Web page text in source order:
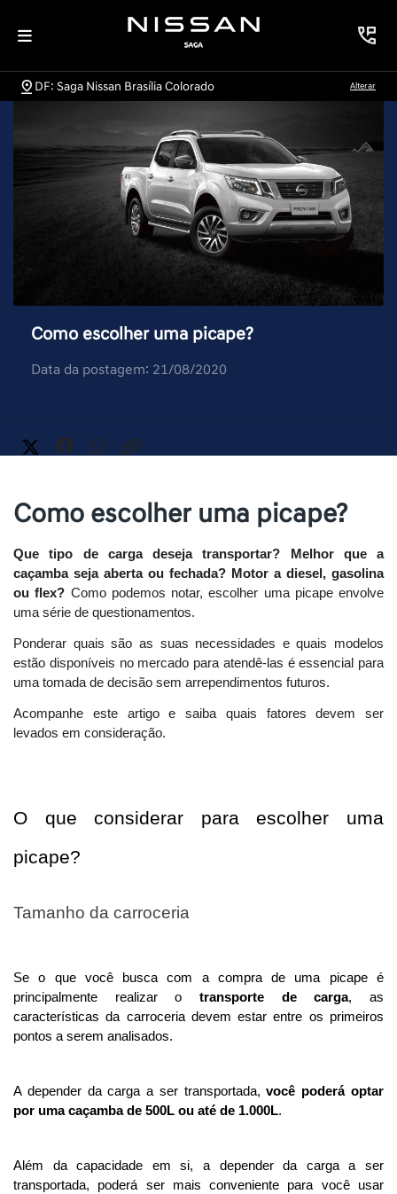
DF: Saga Nissan Brasília Colorado Alterar
Como escolher uma picape?
Data da postagem: 21/08/2020
Como escolher uma picape?
Que tipo de carga deseja transportar? Melhor que a
caçamba seja aberta ou fechada? Motor a diesel, gasolina
ou flex? Como podemos notar, escolher uma picape envolve
uma série de questionamentos.
Ponderar quais são as suas necessidades e quais modelos
estão disponíveis no mercado para atendê-las é essencial para
uma tomada de decisão sem arrependimentos futuros.
Acompanhe este artigo e saiba quais fatores devem ser
levados em consideração.
O que considerar para escolher uma
picape?
Tamanho da carroceria
Se o que você busca com a compra de uma picape é
principalmente realizar o transporte de carga,
as
características da carroceria devem estar entre os primeiros
pontos a serem analisados.
A depender da carga a ser transportada, você poderá optar
por uma caçamba de 500L ou até de 1.000L.
Além da capacidade em si, a depender da carga a ser
transportada, poderá ser mais conveniente para você usar